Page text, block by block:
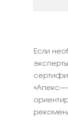
Если